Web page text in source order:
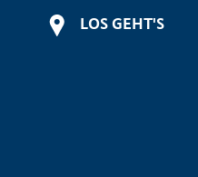
LOS GEHT'S